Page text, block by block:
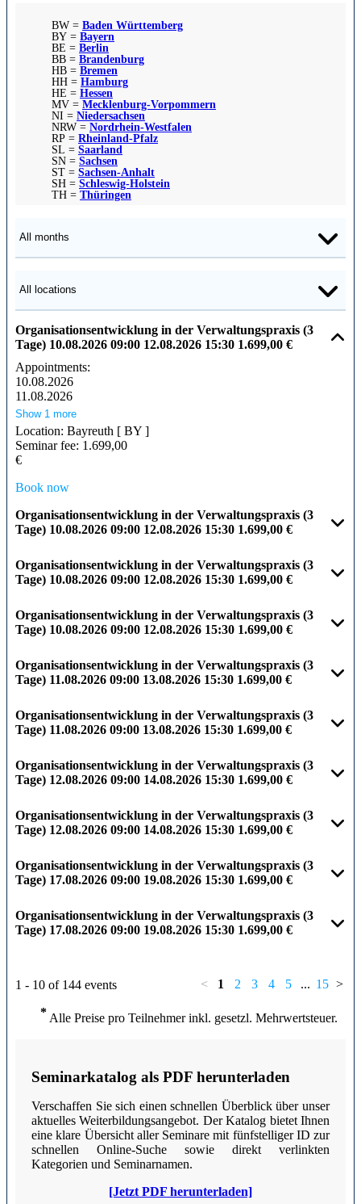
BW = Baden Württemberg
BY = Bayern
BE = Berlin
BB = Brandenburg
HB = Bremen
HH = Hamburg
HE = Hessen
MV = Mecklenburg-Vorpommern
NI = Niedersachsen
NRW = Nordrhein-Westfalen
RP = Rheinland-Pfalz
SL = Saarland
SN = Sachsen
ST = Sachsen-Anhalt
SH = Schleswig-Holstein
TH = Thüringen
Organisationsentwicklung in der Verwaltungspraxis (3
Tage) 10.08.2026 09:00 12.08.2026 15:30 1.699,00 €
Appointments:
10.08.2026
11.08.2026
Show 1 more
Location: Bayreuth [ BY ]
Seminar fee: 1.699,00
€
Book now
Organisationsentwicklung in der Verwaltungspraxis (3
Tage) 10.08.2026 09:00 12.08.2026 15:30 1.699,00 €
Organisationsentwicklung in der Verwaltungspraxis (3
Tage) 10.08.2026 09:00 12.08.2026 15:30 1.699,00 €
Organisationsentwicklung in der Verwaltungspraxis (3
Tage) 10.08.2026 09:00 12.08.2026 15:30 1.699,00 €
Organisationsentwicklung in der Verwaltungspraxis (3
Tage) 11.08.2026 09:00 13.08.2026 15:30 1.699,00 €
Organisationsentwicklung in der Verwaltungspraxis (3
Tage) 11.08.2026 09:00 13.08.2026 15:30 1.699,00 €
Organisationsentwicklung in der Verwaltungspraxis (3
Tage) 12.08.2026 09:00 14.08.2026 15:30 1.699,00 €
Organisationsentwicklung in der Verwaltungspraxis (3
Tage) 12.08.2026 09:00 14.08.2026 15:30 1.699,00 €
Organisationsentwicklung in der Verwaltungspraxis (3
Tage) 17.08.2026 09:00 19.08.2026 15:30 1.699,00 €
Organisationsentwicklung in der Verwaltungspraxis (3
Tage) 17.08.2026 09:00 19.08.2026 15:30 1.699,00 €
1 - 10 of 144 events < 1 2 3 4 5 ... 15 >
* Alle Preise pro Teilnehmer inkl. gesetzl. Mehrwertsteuer.
Seminarkatalog als PDF herunterladen
Verschaffen Sie sich einen schnellen Überblick über unser
aktuelles Weiterbildungsangebot. Der Katalog bietet Ihnen
eine klare Übersicht aller Seminare mit fünfstelliger ID zur
schnellen Online-Suche sowie direkt verlinkten
Kategorien und Seminarnamen.
[Jetzt PDF herunterladen]